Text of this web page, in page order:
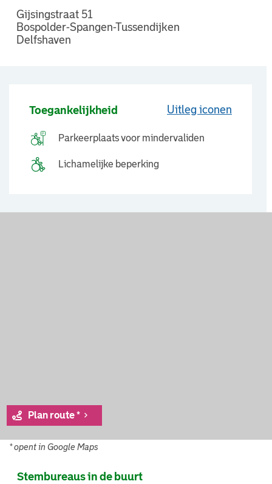
Gijsingstraat 51
Bospolder-Spangen-Tussendijken
Delfshaven
Toegankelijkheid Uitleg iconen
Parkeerplaats voor mindervaliden
Lichamelijke beperking
Plan route *
* opent in Google Maps
Stembureaus in de buurt